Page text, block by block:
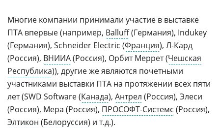
Многие компании принимали участие в выставке
ПТА впервые (например, Balluff(Германия), Indukey
(Германия), Schneider Electric (Франция), Л-Кард
(Россия), ВНИИА(Россия), Орбит Меррет (Чешская
Республика)), другие же являются почетными
участниками выставки ПТА на протяжении всех пяти
лет (SWD Software (Канада), Антрел (Россия), Элеси
(Россия), Мера (Россия), ПРОСОФТ-Системс (Россия),
Элтикон (Белоруссия) и т.д.).